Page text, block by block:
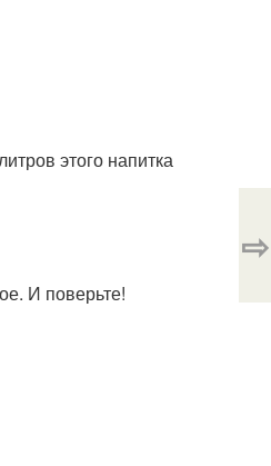
этого напитка
И поверьте!
⇨